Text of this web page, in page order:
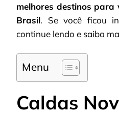
melhores destinos
Brasil. Se você ficou
continue lendo e saiba
Menu
Caldas